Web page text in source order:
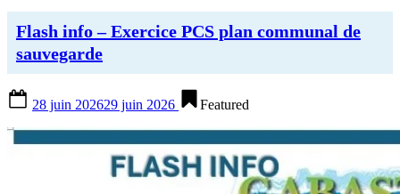
l’école
pour
clôturer
l’année
scolaire”
Flash info – Exercice PCS plan communal de
sauvegarde
on
28 juin 202629 juin 2026 Featured